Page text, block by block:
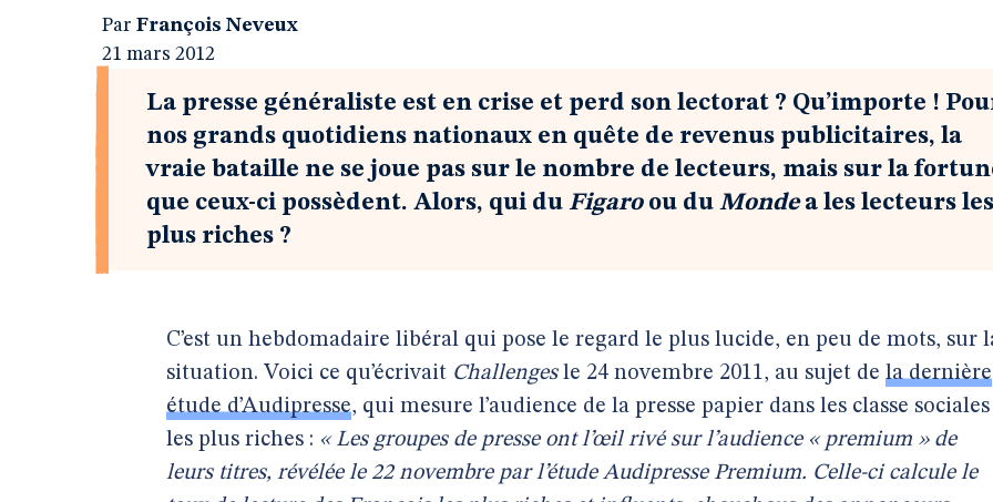
Par François Neveux
21 mars 2012
La presse généraliste est en crise et perd son lectorat ? Qu’importe !
nos grands quotidiens nationaux en quête de revenus publicitaires, la
vraie bataille ne se joue pas sur le nombre de lecteurs, mais sur la
que ceux-ci possèdent. Alors, qui du Figaro ou du Mondea les lecteurs les
plus riches ?
C’est un hebdomadaire libéral qui pose le regard le plus lucide, en peu de mots, sur
situation. Voici ce qu’écrivait Challengesle 24 novembre 2011, au sujet de la dernière
étude d’Audipresse, qui mesure l’audience de la presse papier dans les classe sociales
les plus riches : « Les groupes de presse ont l’œil rivé sur l’audience « premium » de
leurs titres, révélée le 22 novembre par l’étude Audipresse Premium. Celle-ci calcule le